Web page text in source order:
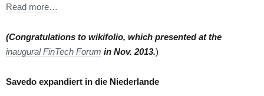
Read more…
(Congratulations to wikifolio, which presented at the
inaugural FinTech Forum in Nov. 2013.)
Savedo expandiert in die Niederlande